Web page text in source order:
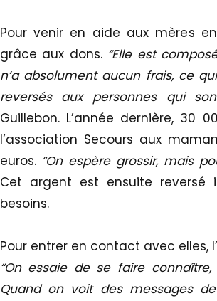
Pour venir en aide aux mères
grâce aux dons. “Elle est
n’a absolument aucun frais, ce
reversés aux personnes qui
Guillebon. L’année dernière, 30
l’association Secours aux
euros. “On espère grossir, mais
Cet argent est ensuite reversé
besoins.
Pour entrer en contact avec elles,
“On essaie de se faire
Quand on voit des messages